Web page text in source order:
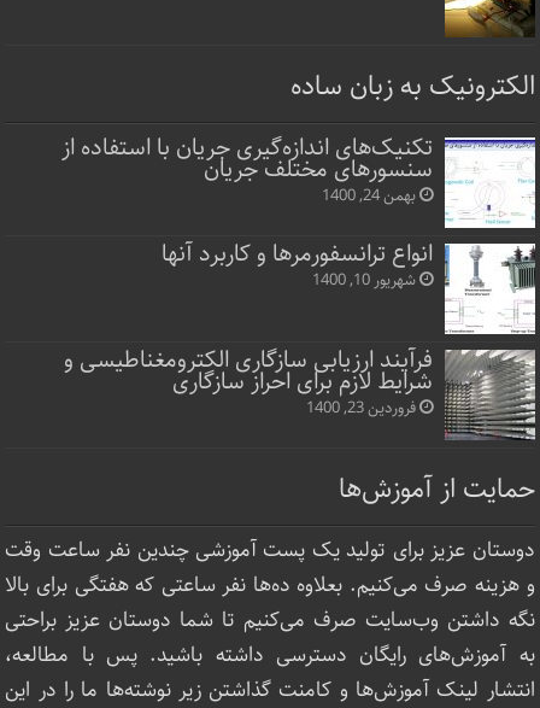
الکترونیک به زبان ساده
تکنیک‌های اندازه‌گیری جریان با استفاده از
سنسورهای مختلف جریان
بهمن 24, 1400
انواع ترانسفورمرها و کاربرد آنها
شهریور 10, 1400
فرآیند ارزیابی سازگاری الکترومغناطیسی و
شرایط لازم برای احراز سازگاری
فروردین 23, 1400
حمایت از آموزش‌ها
دوستان عزیز برای تولید یک پست آموزشی چندین نفر ساعت‌ وقت
و هزینه صرف می‌کنیم. بعلاوه ده‌ها نفر ساعتی که هفتگی برای بالا
نگه داشتن وب‌سایت صرف ‌می‌کنیم تا شما دوستان عزیز براحتی
به آموزش‌های رایگان دسترسی داشته باشید. پس با مطالعه،
انتشار لینک‌ آموزش‌ها و کامنت گذاشتن زیر نوشته‌‌ها ما را در این